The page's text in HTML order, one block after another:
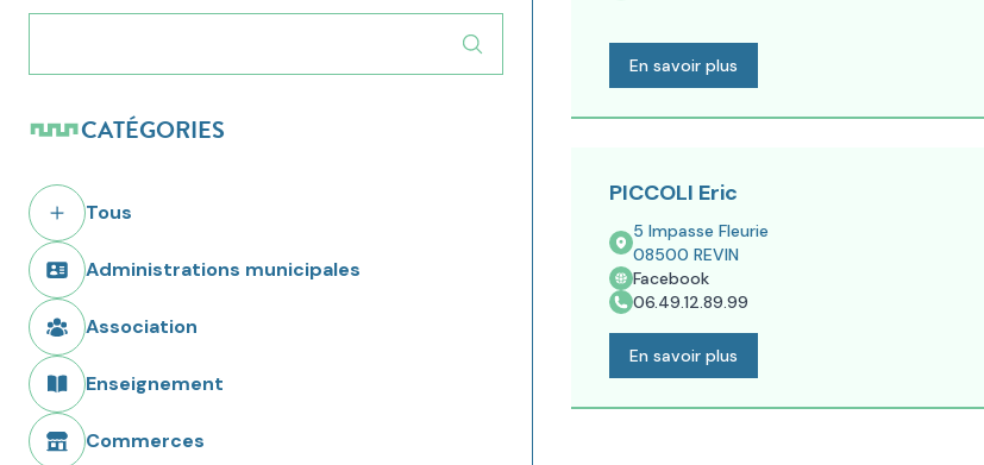
CATÉGORIES
Tous
Administrations municipales
Association
Enseignement
Commerces
En savoir plus
PICCOLI Eric
5 Impasse Fleurie
08500 REVIN
Facebook
06.49.12.89.99
En savoir plus